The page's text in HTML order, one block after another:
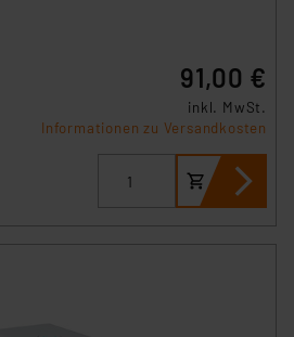
91,00 €
inkl. MwSt.
Informationen zu Versandkosten